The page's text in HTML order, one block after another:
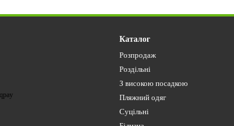
Каталог
Розпродаж
Роздільні
З високою посадкою
Пляжний одяг
Суцільні